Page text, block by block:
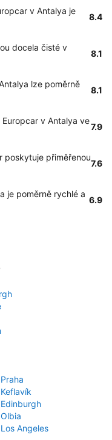
v Antalya je
8.4
docela čisté v
8.1
lze poměrně
8.1
v Antalya ve
7.9
poskytuje přiměřenou
7.6
je poměrně rychlé a
6.9
Angeles